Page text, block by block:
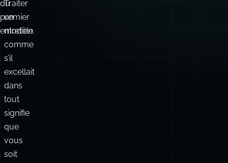
du
premier
entretien.
Traiter
un
modèle
comme
s’il
excellait
dans
tout
signifie
que
vous
soit